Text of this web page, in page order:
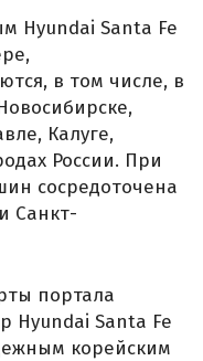
Hyundai Santa Fe
в том числе, в
Калуге,
России. При
сосредоточена
Санкт-
портала
Hyundai Santa Fe
корейским